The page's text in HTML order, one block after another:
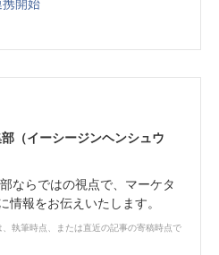
（イーシージンヘンシュウ
ならではの視点で、マーケタ
情報をお伝えいたします。
執筆時点、または直近の記事の寄稿時点で